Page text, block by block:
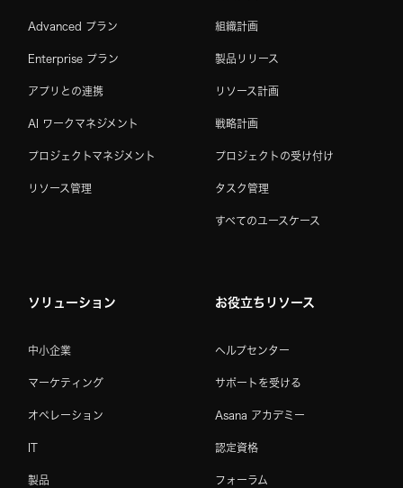
Advanced プラン
Enterprise プラン
アプリとの連携
AI ワークマネジメント
プロジェクトマネジメント
リソース管理
組織計画
製品リリース
リソース計画
戦略計画
プロジェクトの受け付け
タスク管理
すべてのユースケース
ソリューション
中小企業
マーケティング
オペレーション
IT
製品
お役立ちリソース
ヘルプセンター
サポートを受ける
Asana アカデミー
認定資格
フォーラム